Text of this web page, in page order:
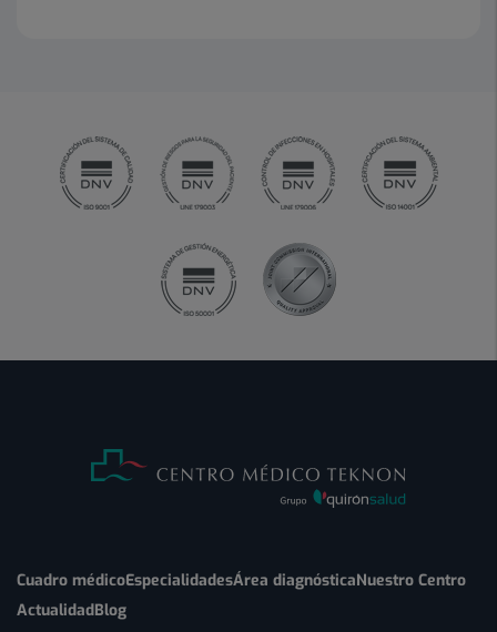
Cuadro médicoEspecialidadesÁrea diagnósticaNuestro Centro
ActualidadBlog